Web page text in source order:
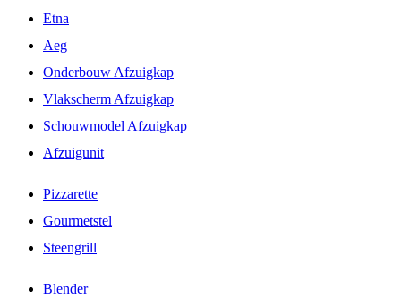
Etna
Aeg
Onderbouw Afzuigkap
Vlakscherm Afzuigkap
Schouwmodel Afzuigkap
Afzuigunit
Pizzarette
Gourmetstel
Steengrill
Blender